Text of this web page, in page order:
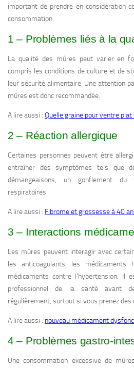
important de prendre en considération
consommation.
1 – Problèmes liés à la
La qualité des mûres peut varier en
compris les conditions de culture et de
leur sécurité alimentaire. Une attention
mûres est donc recommandée.
A lire aussi : Quelle graine pour ventre plat
2 – Réaction allergique
Certaines personnes peuvent être
entraîner des symptômes tels que
démangeaisons, un gonflement
respiratoires.
A lire aussi : Fibrome et grossesse à 40
3 – Interactions
Les mûres peuvent interagir avec
les anticoagulants, les médicaments
médicaments contre l’hypertension. Il
professionnel de la santé avant
régulièrement, surtout si vous prenez des
A lire aussi : nouveau médicament
4 – Problèmes gastro-
Une consommation excessive de